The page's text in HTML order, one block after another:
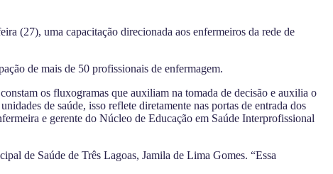
(27), uma capacitação direcionada aos enfermeiros da rede de
de mais de 50 profissionais de enfermagem.
os fluxogramas que auxiliam na tomada de decisão e auxilia o
de saúde, isso reflete diretamente nas portas de entrada dos
e gerente do Núcleo de Educação em Saúde Interprofissional
de Saúde de Três Lagoas, Jamila de Lima Gomes. “Essa